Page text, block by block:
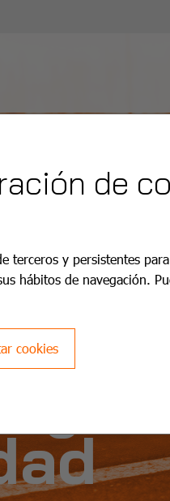
de
terceros y persistentes
hábitos de navegación.
cookies